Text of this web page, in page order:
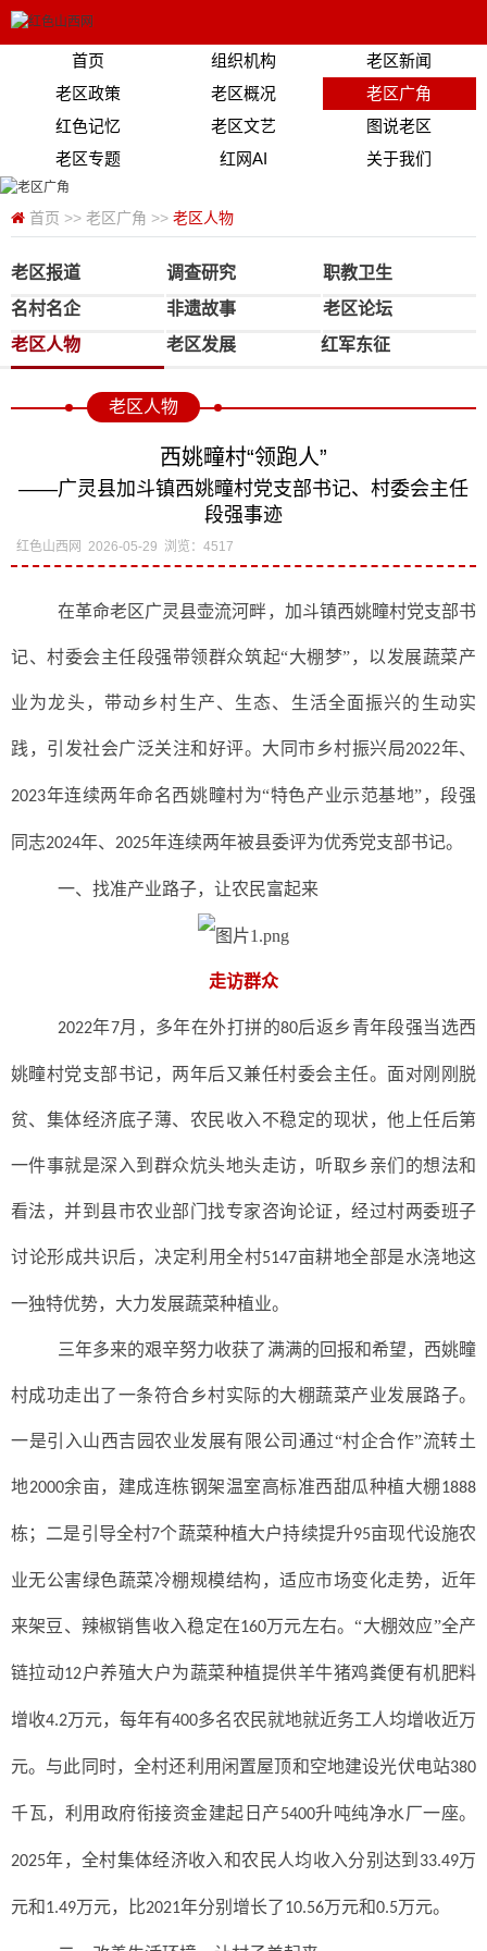
首页 组织机构
老区新闻
老区政策
老区概况
老区广角
红色记忆
老区文艺
图说老区
老区专题
红网AI 关于我们
首页 >> 老区广角 >> 老区人物
老区报道 调查研究
职教卫生
名村名企
非遗故事
老区论坛
老区人物
老区发展 红军东征
老区人物
西姚疃村“领跑人”
——广灵县加斗镇西姚疃村党支部书记、村委会主任
段强事迹
红色山西网 2026-05-29 浏览：4517
在革命老区广灵县壶流河畔，加斗镇西姚疃村党支部书
记、村委会主任段强带领群众筑起“大棚梦”，以发展蔬菜产
业为龙头，带动乡村生产、生态、生活全面振兴的生动实
践，引发社会广泛关注和好评。大同市乡村振兴局2022年、
2023年连续两年命名西姚疃村为“特色产业示范基地”，段强
同志2024年、 2025年连续两年被县委评为优秀党支部书记。
一、 找准产业路子，让农民富起来
走访群众
2022年7月，多年在外打拼的80后返乡青年段强当选西
姚疃村党支部书记，两年后又兼任村委会主任。面对刚刚脱
贫、集体经济底子薄、农民收入不稳定的现状，他上任后第
一件事就是深入到群众炕头地头走访，听取乡亲们的想法和
看法，并到县市农业部门找专家咨询论证，经过村两委班子
讨论形成共识后，决定利用全村5147亩耕地全部是水浇地这
一独特优势，大力发展蔬菜种植业。
三年多来的艰辛努力收获了满满的回报和希望，西姚疃
村成功走出了一条符合乡村实际的大棚蔬菜产业发展路子。
一是引入山西吉园农业发展有限公司通过“村企合作”流转土
地2000余亩，建成连栋钢架温室高标准西甜瓜种植大棚 1888
栋；二是引导全村7个蔬菜种植大户持续提升95亩现代设施农
业无公害绿色蔬菜冷棚规模结构，适应市场变化走势，近年
来架豆、辣椒销售收入稳定在160万元左右。“大棚效应”全产
链拉动12户养殖大户为蔬菜种植提供羊牛猪鸡粪便有机肥料
增收4.2万元，每年有400多名农民就地就近务工人均增收近万
元。与此同时，全村还利用闲置屋顶和空地建设光伏电站380
千瓦，利用政府衔接资金建起日产5400升吨纯净水厂一座。
2025年，全村集体经济收入和农民人均收入分别达到 33.49万
元和1.49万元，比2021年分别增长了10.56万元和0.5万元。